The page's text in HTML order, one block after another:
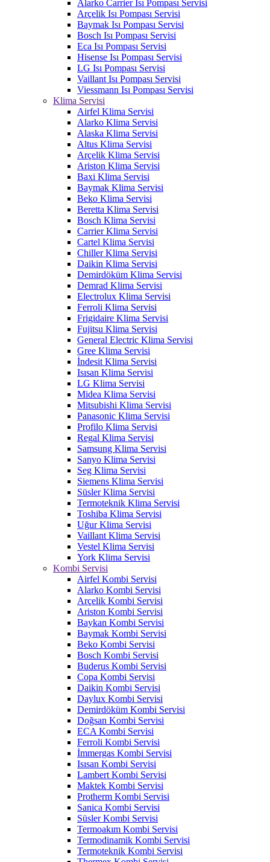
Alarko Carrier Isı Pompası Servisi
Arçelik Isı Pompası Servisi
Baymak Isı Pompası Servisi
Bosch Isı Pompası Servisi
Eca Isı Pompası Servisi
Hisense Isı Pompası Servisi
LG Isı Pompası Servisi
Vaillant Isı Pompası Servisi
Viessmann Isı Pompası Servisi
Klima Servisi
Airfel Klima Servisi
Alarko Klima Servisi
Alaska Klima Servisi
Altus Klima Servisi
Arçelik Klima Servisi
Ariston Klima Servisi
Baxi Klima Servisi
Baymak Klima Servisi
Beko Klima Servisi
Beretta Klima Servisi
Bosch Klima Servisi
Carrier Klima Servisi
Cartel Klima Servisi
Chiller Klima Servisi
Daikin Klima Servisi
Demirdöküm Klima Servisi
Demrad Klima Servisi
Electrolux Klima Servisi
Ferroli Klima Servisi
Frigidaire Klima Servisi
Fujitsu Klima Servisi
General Electric Klima Servisi
Gree Klima Servisi
İndesit Klima Servisi
Isısan Klima Servisi
LG Klima Servisi
Midea Klima Servisi
Mitsubishi Klima Servisi
Panasonic Klima Servisi
Profilo Klima Servisi
Regal Klima Servisi
Samsung Klima Servisi
Sanyo Klima Servisi
Seg Klima Servisi
Siemens Klima Servisi
Süsler Klima Servisi
Termoteknik Klima Servisi
Toshiba Klima Servisi
Uğur Klima Servisi
Vaillant Klima Servisi
Vestel Klima Servisi
York Klima Servisi
Kombi Servisi
Airfel Kombi Servisi
Alarko Kombi Servisi
Arçelik Kombi Servisi
Ariston Kombi Servisi
Baykan Kombi Servisi
Baymak Kombi Servisi
Beko Kombi Servisi
Bosch Kombi Servisi
Buderus Kombi Servisi
Copa Kombi Servisi
Daikin Kombi Servisi
Daylux Kombi Servisi
Demirdöküm Kombi Servisi
Doğsan Kombi Servisi
ECA Kombi Servisi
Ferroli Kombi Servisi
İmmergas Kombi Servisi
Isısan Kombi Servisi
Lambert Kombi Servisi
Maktek Kombi Servisi
Protherm Kombi Servisi
Sanica Kombi Servisi
Süsler Kombi Servisi
Termoakım Kombi Servisi
Termodinamik Kombi Servisi
Termoteknik Kombi Servisi